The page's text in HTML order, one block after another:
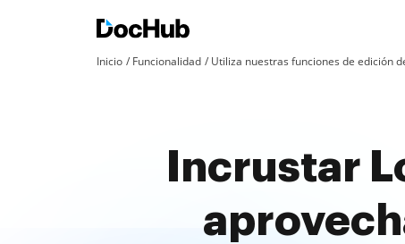
Inicio Funcionalidad Utiliza nuestras funciones de edición
Incrustar